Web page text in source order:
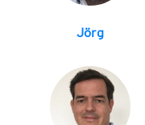
Jörg